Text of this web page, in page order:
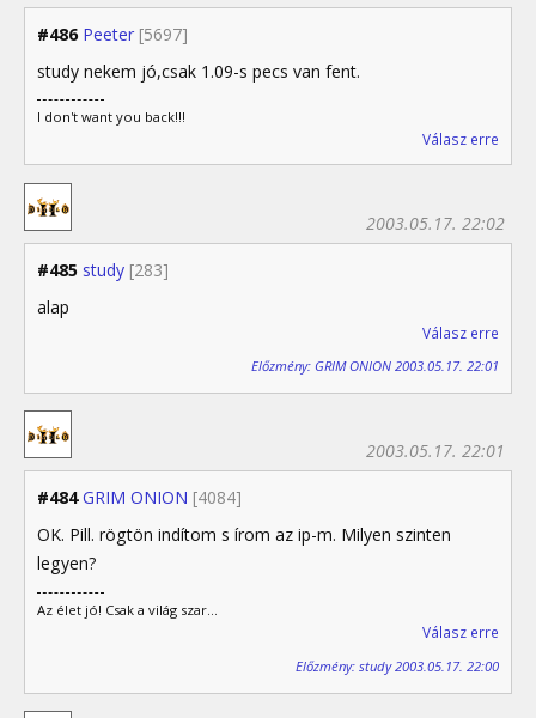
#486 Peeter [5697]
study nekem jó,csak 1.09-s pecs van fent.
I don't want you back!!!
Válasz erre
#485 study [283]
2003.05.17. 22:02
alap
Válasz erre
Előzmény: GRIM ONION 2003.05.17. 22:01
#484 GRIM ONION [4084]
2003.05.17. 22:01
OK. Pill. rögtön indítom s írom az ip-m. Milyen szinten
legyen?
Az élet jó! Csak a világ szar...
Válasz erre
Előzmény: study 2003.05.17. 22:00